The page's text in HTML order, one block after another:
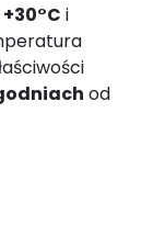
i
od